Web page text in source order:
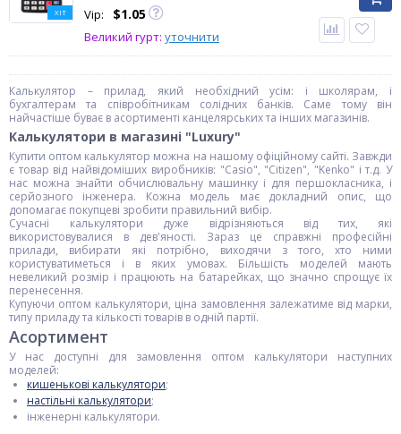
ХІТ Vip: $1.05
Великий гурт: уточнити
Калькулятор – прилад, який необхідний усім: і школярам, і
бухгалтерам та співробітникам солідних банків. Саме тому він
найчастіше буває в асортименті канцелярських та інших магазинів.
Калькулятори в магазині "Luxury"
Купити оптом калькулятор можна на нашому офіційному сайті. Завжди
є товар від найвідоміших виробників: "Casio", "Citizen", "Kenko" і т.д. У
нас можна знайти обчислювальну машинку і для першокласника, і
серйозного інженера. Кожна модель має докладний опис, що
допомагає покупцеві зробити правильний вибір.
Сучасні калькулятори дуже відрізняються від тих, які
використовувалися в дев'яності. Зараз це справжні професійні
прилади, вибирати які потрібно, виходячи з того, хто ними
користуватиметься і в яких умовах. Більшість моделей мають
невеликий розмір і працюють на батарейках, що значно спрощує їх
перенесення.
Купуючи оптом калькулятори, ціна замовлення залежатиме від марки,
типу приладу та кількості товарів в одній партії.
Асортимент
У нас доступні для замовлення оптом калькулятори наступних
моделей:
кишенькові калькулятори;
настільні калькулятори;
інженерні калькулятори.